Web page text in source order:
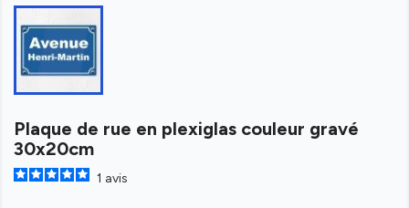
Plaque de rue en plexiglas couleur gravé
30x20cm
1 avis